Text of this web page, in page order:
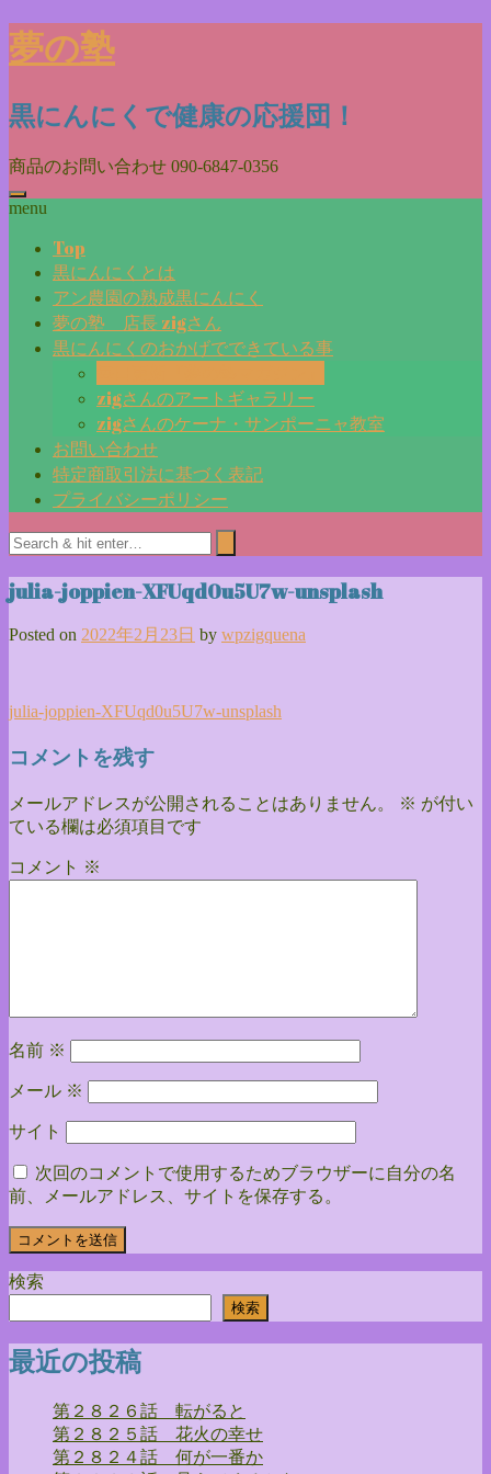
Skip
to
content
夢の塾
黒にんにくで健康の応援団！
商品のお問い合わせ 090-6847-0356
menu
Top
黒にんにくとは
アン農園の熟成黒にんにく
夢の塾 店長 zigさん
黒にんにくのおかげでできている事
zigさんのアートギャラリー
zigさんのケーナ・サンポーニャ教室
お問い合わせ
特定商取引法に基づく表記
プライバシーポリシー
julia-joppien-XFUqd0u5U7w-unsplash
Posted on 2022年2月23日 by wpzigquena
投
稿
ナ
ビ
ゲ
ン
julia-joppien-XFUqd0u5U7w-unsplash
コメントを残す
メールアドレスが公開されることはありません。 ※ が付い
ている欄は必須項目です
コメント ※
名前 ※
メール ※
サイト
次回のコメントで使用するためブラウザーに自分の名
前、メールアドレス、サイトを保存する。
検索
検索
最近の投稿
第２８２６話 転がると
第２８２５話 花火の幸せ
第２８２４話 何が一番か